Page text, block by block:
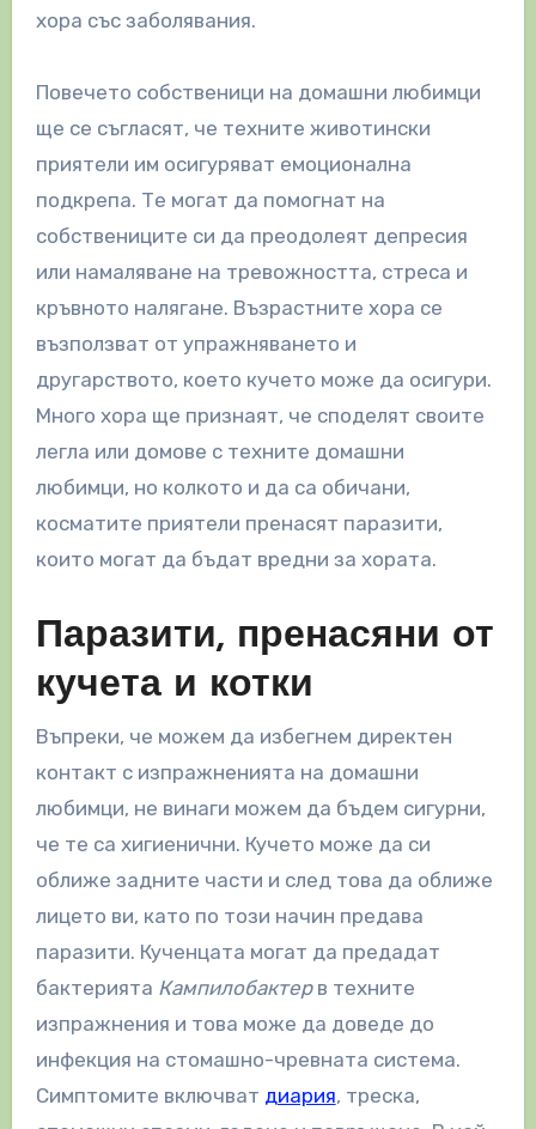
хора със заболявания.
Повечето собственици на домашни любимци
ще се съгласят, че техните животински
приятели им осигуряват емоционална
подкрепа. Те могат да помогнат на
собствениците си да преодолеят депресия
или намаляване на тревожността, стреса и
кръвното налягане. Възрастните хора се
възползват от упражняването и
другарството, което кучето може да осигури.
Много хора ще признаят, че споделят своите
легла или домове с техните домашни
любимци, но колкото и да са обичани,
косматите приятели пренасят паразити,
които могат да бъдат вредни за хората.
Паразити, пренасяни от
кучета и котки
Въпреки, че можем да избегнем директен
контакт с изпражненията на домашни
любимци, не винаги можем да бъдем сигурни,
че те са хигиенични. Кучето може да си
оближе задните части и след това да оближе
лицето ви, като по този начин предава
паразити. Кученцата могат да предадат
бактерията Кампилобактерв техните
изпражнения и това може да доведе до
инфекция на стомашно-чревната система.
Симптомите включват диария, треска,